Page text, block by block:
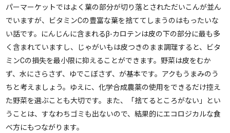
パーマーケットではよく葉の部分が切り落とされただいこんが並ん
でいますが、ビタミンCの豊富な葉を捨ててしまうのはもったいな
い話です。にんじんに含まれるβ-カロテンは皮の下の部分に最も多
く含まれていますし、じゃがいもは皮つきのまま調理すると、ビタ
ミンCの損失を最小限に抑えることができます。野菜は皮をむか
ず、水にさらさず、ゆでこぼさず、が基本です。アクもうまみのう
ちと考えましょう。ゆえに、化学合成農薬の使用をできるだけ控え
た野菜を選ぶことも大切です。また、「捨てるところがない」とい
うことは、すなわちゴミも出ないので、結果的にエコロジカルな食
べ方にもつながります。